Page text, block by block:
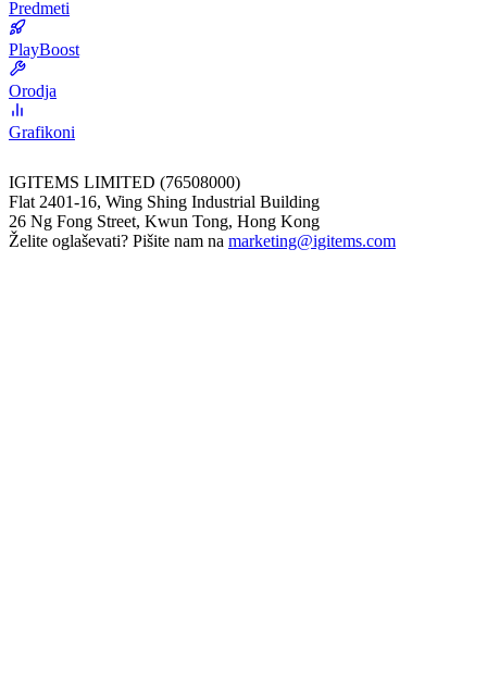
Predmeti
PlayBoost
Orodja
Grafikoni
IGITEMS LIMITED (76508000)
Flat 2401-16, Wing Shing Industrial Building
26 Ng Fong Street, Kwun Tong, Hong Kong
Želite oglaševati? Pišite nam na marketing@igitems.com